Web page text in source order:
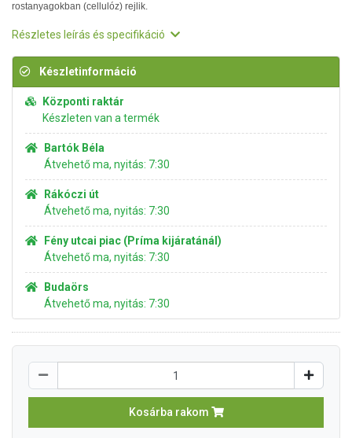
rostanyagokban (cellulóz) rejlik.
Részletes leírás és specifikáció
Készletinformáció
Központi raktár
Készleten van a termék
Bartók Béla
Átvehető ma, nyitás: 7:30
Rákóczi út
Átvehető ma, nyitás: 7:30
Fény utcai piac (Príma kijáratánál)
Átvehető ma, nyitás: 7:30
Budaörs
Átvehető ma, nyitás: 7:30
Kosárba rakom